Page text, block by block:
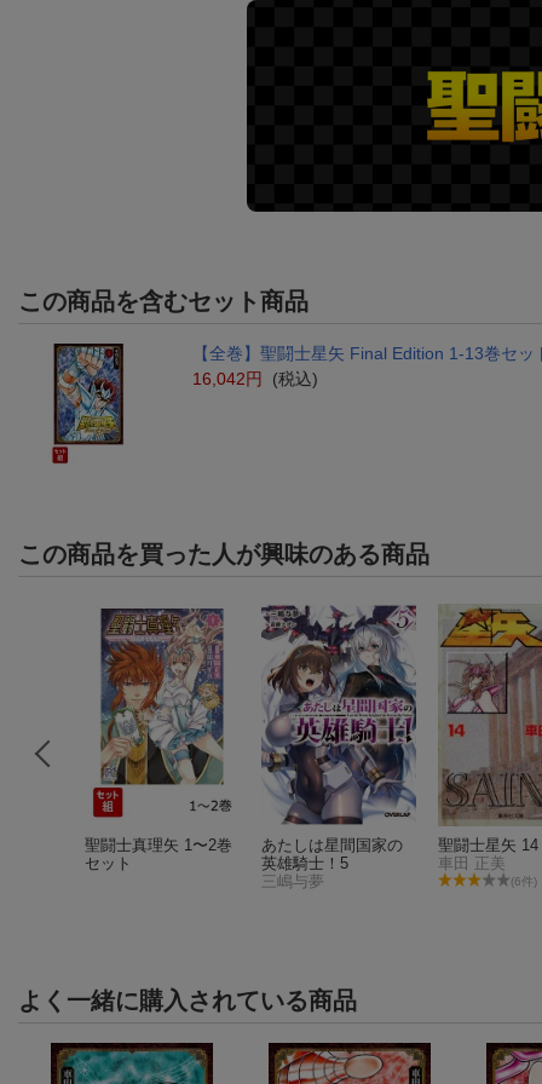
この商品を含むセット商品
【全巻】聖闘士星矢 Final Edition 1-13巻セッ
16,042円
(税込)
この商品を買った人が興味のある商品
聖闘士真理矢 1〜2巻
セット
あたしは星間国家の
英雄騎士！5
三嶋与夢
聖闘士星矢 14
車田 正美
(6件)
よく一緒に購入されている商品